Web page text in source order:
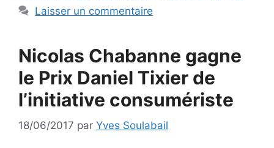
Laisser un commentaire
Nicolas Chabanne gagne
le Prix Daniel Tixier de
l’initiative consumériste
18/06/2017 par Yves Soulabail